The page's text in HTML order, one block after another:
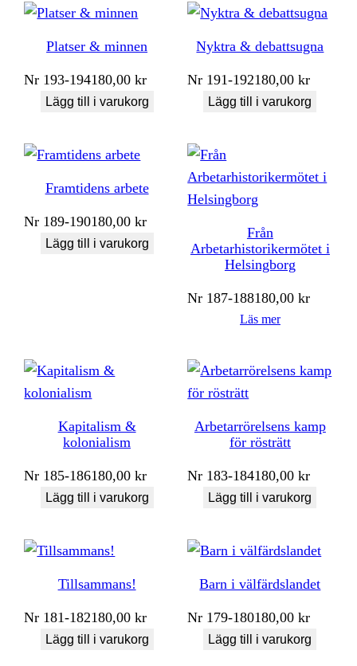
Platser & minnen
Nr 193-194180,00kr
Lägg till i varukorg
Nyktra & debattsugna
Nr 191-192180,00kr
Lägg till i varukorg
Framtidens arbete
Nr 189-190180,00kr
Lägg till i varukorg
Från
Arbetarhistorikermötet i
Helsingborg
Nr 187-188180,00kr
Läs mer
Kapitalism &
kolonialism
Nr 185-186180,00kr
Lägg till i varukorg
Arbetarrörelsens kamp
för rösträtt
Nr 183-184180,00kr
Lägg till i varukorg
Tillsammans!
Nr 181-182180,00kr
Lägg till i varukorg
Barn i välfärdslandet
Nr 179-180180,00kr
Lägg till i varukorg